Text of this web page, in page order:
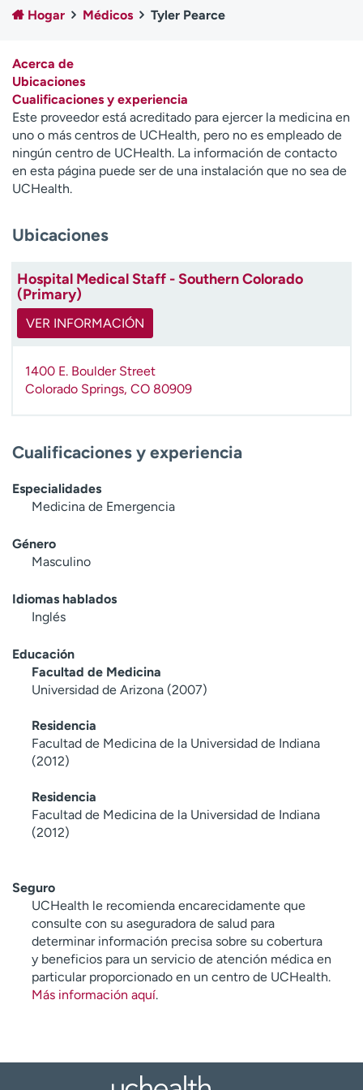
Atención a medios de
comunicación
Contáctenos Noticias e historias
A
y
ú
d
m
e
n
o
Hogar Médicos Tyler Pearce
Acerca de
Ubicaciones
Cualificaciones y experiencia
Este proveedor está acreditado para ejercer la medicina en
uno o más centros de UCHealth, pero no es empleado de
ningún centro de UCHealth. La información de contacto
en esta página puede ser de una instalación que no sea de
UCHealth.
Ubicaciones
Hospital Medical Staff - Southern Colorado
(Primary)
VER INFORMACIÓN
1400 E. Boulder Street
Colorado Springs, CO 80909
Cualificaciones y experiencia
Especialidades
Medicina de Emergencia
Género
Masculino
Idiomas hablados
Inglés
Educación
Facultad de Medicina
Universidad de Arizona (2007)
Residencia
Facultad de Medicina de la Universidad de Indiana
(2012)
Residencia
Facultad de Medicina de la Universidad de Indiana
(2012)
Seguro
UCHealth le recomienda encarecidamente que
consulte con su aseguradora de salud para
determinar información precisa sobre su cobertura
y beneficios para un servicio de atención médica en
particular proporcionado en un centro de UCHealth.
Más información aquí.